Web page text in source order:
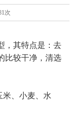
次
，其特点是：去
比较干净，清选
、小麦、水